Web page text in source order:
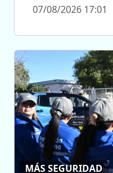
07/08/2026 17:01
MÁS SEGURIDAD